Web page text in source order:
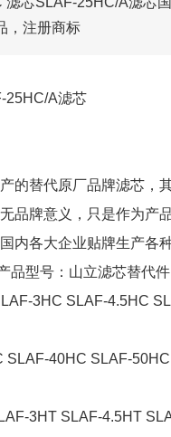
，注册商标
25HC/A滤芯
的替代原厂品牌滤芯，
品牌意义，只是作为产
内各大企业贴牌生产各
品型号：山立滤芯替代件
3HC SLAF-4.5HC
SLAF-40HC SLAF-
3HT SLAF-4.5HT